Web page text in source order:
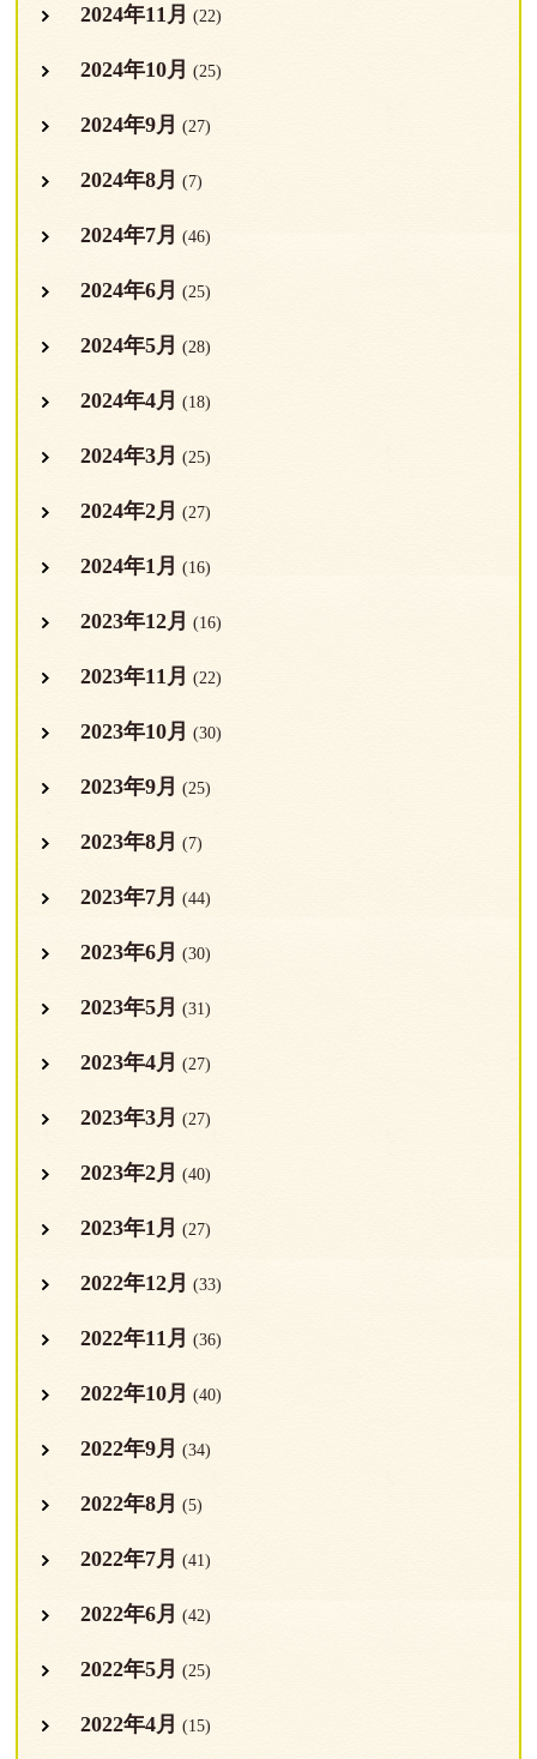
2024年11月 (22)
2024年10月 (25)
2024年9月 (27)
2024年8月 (7)
2024年7月 (46)
2024年6月 (25)
2024年5月 (28)
2024年4月 (18)
2024年3月 (25)
2024年2月 (27)
2024年1月 (16)
2023年12月 (16)
2023年11月 (22)
2023年10月 (30)
2023年9月 (25)
2023年8月 (7)
2023年7月 (44)
2023年6月 (30)
2023年5月 (31)
2023年4月 (27)
2023年3月 (27)
2023年2月 (40)
2023年1月 (27)
2022年12月 (33)
2022年11月 (36)
2022年10月 (40)
2022年9月 (34)
2022年8月 (5)
2022年7月 (41)
2022年6月 (42)
2022年5月 (25)
2022年4月 (15)